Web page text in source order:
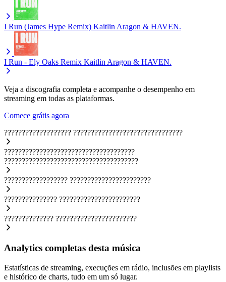
I Run (James Hype Remix) Kaitlin Aragon & HAVEN.
I Run - Ely Oaks Remix Kaitlin Aragon & HAVEN.
Veja a discografia completa e acompanhe o desempenho em
streaming em todas as plataformas.
Comece grátis agora
??????????????????? ???????????????????????????????
?????????????????????????????????????
??????????????????????????????????????
?????????????????? ???????????????????????
??????????????? ???????????????????????
?????????????? ???????????????????????
Analytics completas desta música
Estatísticas de streaming, execuções em rádio, inclusões em playlists
e histórico de charts, tudo em um só lugar.